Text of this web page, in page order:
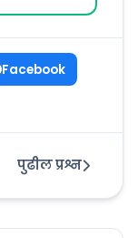
Facebook
पुढील प्रश्न